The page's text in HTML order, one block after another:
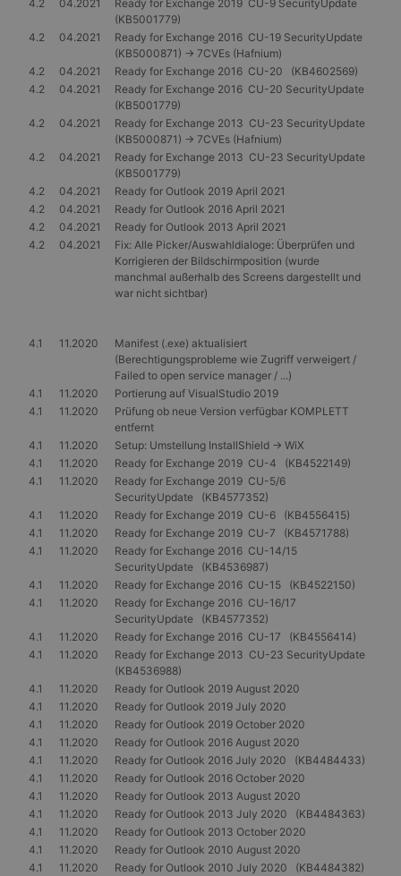
4.2 04.2021
Ready for Exchange 2019 CU-9 SecurityUpdate
(KB5001779)
4.2
04.2021
Ready for Exchange 2016 CU-19 SecurityUpdate
(KB5000871) -> 7CVEs (Hafnium)
4.2
04.2021
Ready for Exchange 2016 CU-20 (KB4602569)
4.2
04.2021
Ready for Exchange 2016 CU-20 SecurityUpdate
(KB5001779)
4.2
04.2021
Ready for Exchange 2013 CU-23 SecurityUpdate
(KB5000871) -> 7CVEs (Hafnium)
4.2
04.2021
Ready for Exchange 2013 CU-23 SecurityUpdate
(KB5001779)
4.2
04.2021
Ready for Outlook 2019 April 2021
4.2
04.2021
Ready for Outlook 2016 April 2021
4.2
04.2021
Ready for Outlook 2013 April 2021
4.2
04.2021
Fix: Alle Picker/Auswahldialoge: Überprüfen und
Korrigieren der Bildschirmposition (wurde
manchmal außerhalb des Screens dargestellt und
war nicht sichtbar)
4.1 11.2020
Manifest (.exe) aktualisiert
(Berechtigungsprobleme wie Zugriff verweigert /
Failed to open service manager / ...)
4.1
11.2020
Portierung auf VisualStudio 2019
4.1
11.2020
Prüfung ob neue Version verfügbar KOMPLETT
entfernt
4.1
11.2020
Setup: Umstellung InstallShield -> WiX
4.1
11.2020
Ready for Exchange 2019 CU-4 (KB4522149)
4.1
11.2020
Ready for Exchange 2019 CU-5/6
SecurityUpdate (KB4577352)
4.1
11.2020
Ready for Exchange 2019 CU-6 (KB4556415)
4.1
11.2020
Ready for Exchange 2019 CU-7 (KB4571788)
4.1
11.2020
Ready for Exchange 2016 CU-14/15
SecurityUpdate (KB4536987)
4.1
11.2020
Ready for Exchange 2016 CU-15 (KB4522150)
4.1
11.2020
Ready for Exchange 2016 CU-16/17
SecurityUpdate (KB4577352)
4.1
11.2020
Ready for Exchange 2016 CU-17 (KB4556414)
4.1
11.2020
Ready for Exchange 2013 CU-23 SecurityUpdate
(KB4536988)
4.1
11.2020
Ready for Outlook 2019 August 2020
4.1
11.2020
Ready for Outlook 2019 July 2020
4.1
11.2020
Ready for Outlook 2019 October 2020
4.1
11.2020
Ready for Outlook 2016 August 2020
4.1
11.2020
Ready for Outlook 2016 July 2020 (KB4484433)
4.1
11.2020
Ready for Outlook 2016 October 2020
4.1
11.2020
Ready for Outlook 2013 August 2020
4.1
11.2020
Ready for Outlook 2013 July 2020 (KB4484363)
4.1
11.2020
Ready for Outlook 2013 October 2020
4.1
11.2020
Ready for Outlook 2010 August 2020
4.1
11.2020
Ready for Outlook 2010 July 2020 (KB4484382)